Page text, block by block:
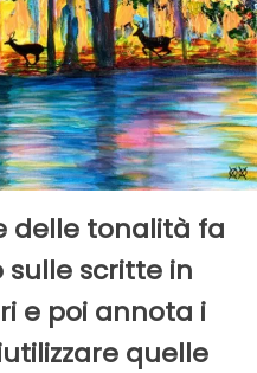
delle tonalità fa
scritte in
e poi annota i
quelle